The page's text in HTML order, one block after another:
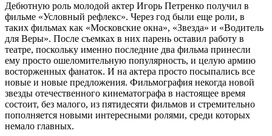
Дебютную роль молодой актер Игорь Петренко получил в
фильме «Условный рефлекс». Через год были еще роли, в
таких фильмах как «Московские окна», «Звезда» и «Водитель
для Веры». После съемках в них парень оставил работу в
театре, поскольку именно последние два фильма принесли
ему просто ошеломительную популярность, и целую армию
восторженных фанаток. И на актера просто посыпались все
новые и новые предложения. Фильмография некогда новой
звезды отечественного кинематографа в настоящее время
состоит, без малого, из пятидесяти фильмов и стремительно
пополняется новыми интересными ролями, среди которых
немало главных.